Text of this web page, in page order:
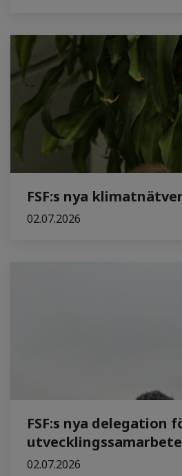
FSF:s nya
02.07.2026
FSF:s nya delegation
02.07.2026